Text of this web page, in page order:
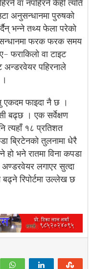
वा नपहिरने केही त्यति
अनुसन्धानमा पुरुषको
भन्ने तथ्य फेला परेको
फरक फरक समय
फराकिलो वा टाइट
पहिरनाले
एकदम फाइदा नै छ ।
बढ्छ । एक सर्वेक्षण
त्यहाँ १८ प्रतिशत
ब्रिटेनको तुलनामा धेरै
हो भने रातमा विना कपडा
लगाएर सुत्दा
रिपोर्टमा उल्लेख छ